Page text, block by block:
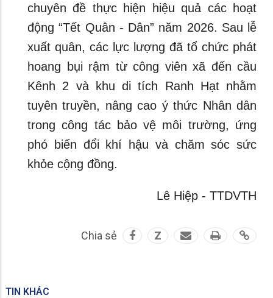
chuyên đề thực hiện hiệu quả các hoạt
động “Tết Quân - Dân” năm 2026. Sau lễ
xuất quân, các lực lượng đã tổ chức phát
hoang bụi rậm từ công viên xã đến cầu
Kênh 2 và khu di tích Ranh Hạt nhằm
tuyên truyền, nâng cao ý thức Nhân dân
trong công tác bảo vệ môi trường, ứng
phó biến đổi khí hậu và chăm sóc sức
khỏe cộng đồng.
Lê Hiệp - TTDVTH
Chia sẻ Z
TIN KHÁC